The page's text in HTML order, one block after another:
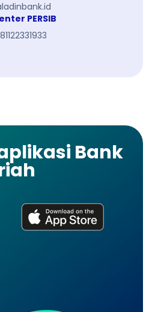
PERSIB
Bank